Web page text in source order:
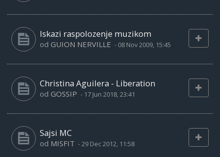
Iskazi raspolozenje muzikom
od GUION NERVILLE - 08 Nov 2009, 15:45
Christina Aguilera - Liberation
od GOSSIP - 17 Jun 2018, 23:41
Sajsi MC
od MISFIT -29 Dec 2012, 11:58